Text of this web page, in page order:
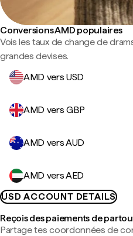
Conversions AMD populaires
Vois les taux de change de
grandes devises.
AMD vers USD
AMD vers GBP
AMD vers AUD
AMD vers AED
USD ACCOUNT DETAILS
Reçois des paiements de
Partage tes coordonnées de